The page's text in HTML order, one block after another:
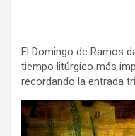
El Domingo de Ramos
tiempo litúrgico más
recordando la entrada